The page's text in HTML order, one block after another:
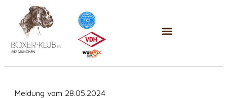
Meldung vom 28.05.2024